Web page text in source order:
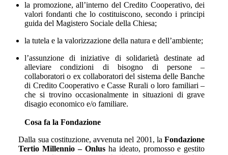
la promozione, all’interno del Credito Cooperativo, dei
valori fondanti che lo costituiscono, secondo i principi
guida del Magistero Sociale della Chiesa;
la tutela e la valorizzazione della natura e dell’ambiente;
l’assunzione di iniziative di solidarietà destinate ad
alleviare condizioni di bisogno di persone –
collaboratori o ex collaboratori del sistema delle Banche
di Credito Cooperativo e Casse Rurali o loro familiari –
che si trovino occasionalmente in situazioni di grave
disagio economico e/o familiare.
Cosa fa la Fondazione
Dalla sua costituzione, avvenuta nel 2001, laFondazione
Tertio Millennio – Onlusha ideato, promosso e gestito